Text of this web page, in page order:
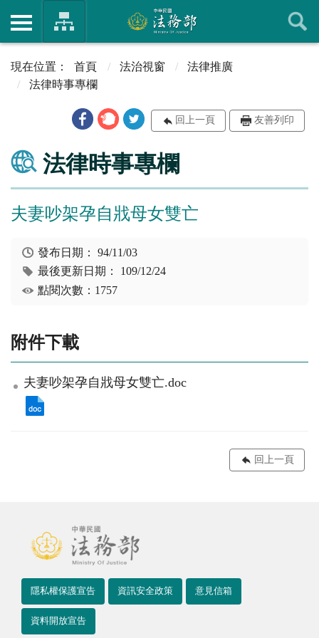
首頁 法治視窗
法律推廣
法律時事專欄
回上一頁 友善列印
法律時事專欄
夫妻吵架孕自戕母女雙亡
發布日期：94/11/03
最後更新日期： 109/12/24
點閱次數：1757
附件下載
夫妻吵架孕自戕母女雙亡.doc
回上一頁
隱私權保護宣告 資訊安全政策 意見信箱
資料開放宣告